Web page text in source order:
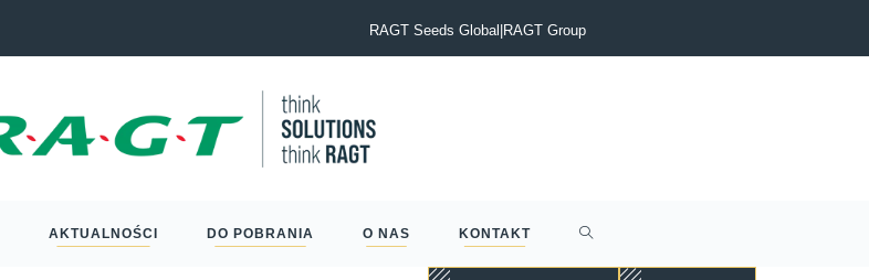
browarnego dwurzędowego
RAGT Seeds Global|RAGT Group
AKTUALNOŚCI DO POBRANIA O NAS KONTAKT